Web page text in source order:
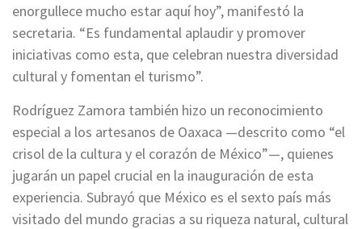
enorgullece mucho estar aquí hoy”, manifestó la
secretaria. “Es fundamental aplaudir y promover
iniciativas como esta, que celebran nuestra diversidad
cultural y fomentan el turismo”.
Rodríguez Zamora también hizo un reconocimiento
especial a los artesanos de Oaxaca —descrito como “el
crisol de la cultura y el corazón de México”—, quienes
jugarán un papel crucial en la inauguración de esta
experiencia. Subrayó que México es el sexto país más
visitado del mundo gracias a su riqueza natural, cultural